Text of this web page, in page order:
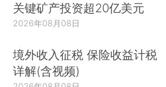
关键矿产投资超20亿美元
2026年08月08日
境外收入征税 保险收益计税
详解(含视频)